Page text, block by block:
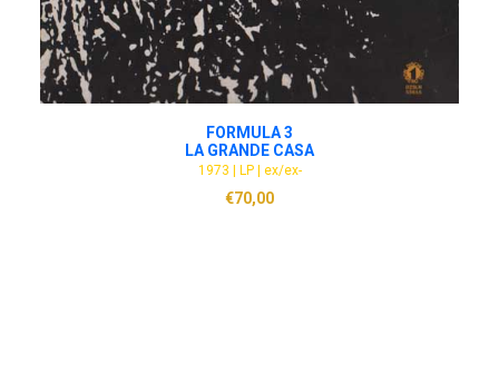
ADD TO CART
FORMULA 3
LA GRANDE CASA
1973 | LP | ex/ex-
€70,00